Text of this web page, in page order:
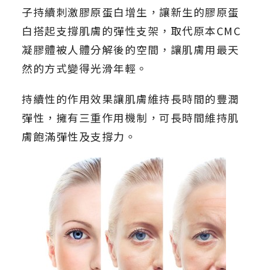
子持續刺激膠原蛋白增生，讓新生的膠原蛋
白搭起支撐肌膚的彈性支架，取代原本CMC
凝膠體被人體分解後的空間，讓肌膚用最天
然的方式變得光滑年輕。
持續性的作用效果讓肌膚維持長時間的豐潤
彈性，擁有三重作用機制，可長時間維持肌
膚飽滿彈性及支撐力。